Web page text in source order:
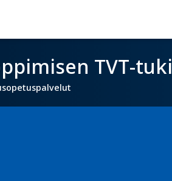
TVT-tuki